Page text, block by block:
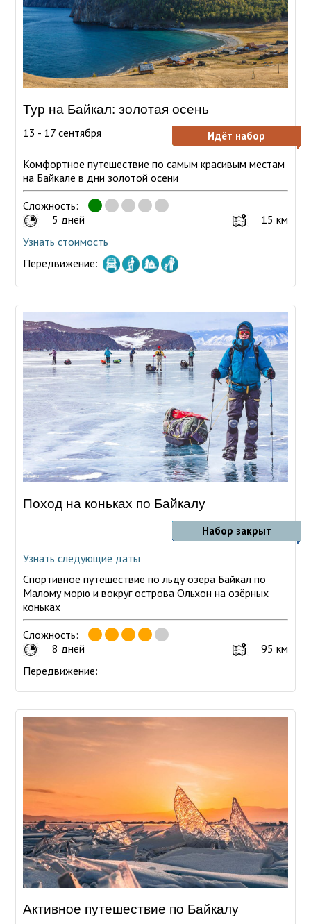
Тур на Байкал: золотая осень
13 - 17 сентября Идёт набор
Комфортное путешествие по самым красивым местам
на Байкале в дни золотой осени
Сложность:
5 дней
15 км
Узнать стоимость
Передвижение:
Поход на коньках по Байкалу
Набор закрыт
Узнать следующие даты
Спортивное путешествие по льду озера Байкал по
Малому морю и вокруг острова Ольхон на озёрных
коньках
Сложность:
8 дней
95 км
Передвижение:
Активное путешествие по Байкалу